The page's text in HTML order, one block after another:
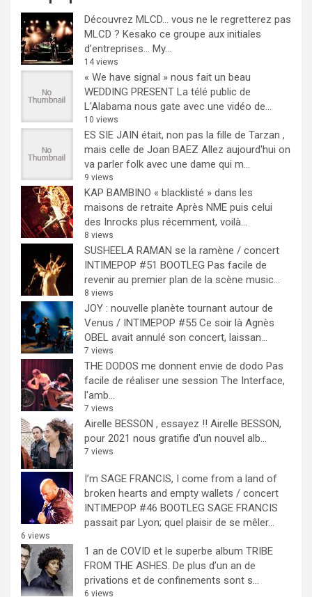
Découvrez MLCD… vous ne le regretterez pas
MLCD ? Kesako ce groupe aux initiales
d’entreprises… My...
14 views
« We have signal » nous fait un beau
WEDDING PRESENT La télé public de
L'Alabama nous gate avec une vidéo de...
10 views
ES SIE JAIN était, non pas la fille de Tarzan ,
mais celle de Joan BAEZ Allez aujourd'hui on
va parler folk avec une dame qui m...
9 views
KAP BAMBINO « blacklisté » dans les
maisons de retraite Après NME puis celui
des Inrocks plus récemment, voilà...
8 views
SUSHEELA RAMAN se la ramène / concert
INTIMEPOP #51 BOOTLEG Pas facile de
revenir au premier plan de la scène music...
8 views
JOY : nouvelle planète tournant autour de
Venus / INTIMEPOP #55 Ce soir là Agnès
OBEL avait annulé son concert, laissan...
7 views
THE DODOS me donnent envie de dodo Pas
facile de réaliser une session The Interface,
l'amb...
7 views
Airelle BESSON , essayez !! Airelle BESSON,
pour 2021 nous gratifie d'un nouvel alb...
7 views
I’m SAGE FRANCIS, I come from a land of
broken hearts and empty wallets / concert
INTIMEPOP #46 BOOTLEG SAGE FRANCIS
passait par Lyon; quel plaisir de se mêler...
6 views
1 an de COVID et le superbe album TRIBE
FROM THE ASHES. De plus d’un an de
privations et de confinements sont s...
6 views